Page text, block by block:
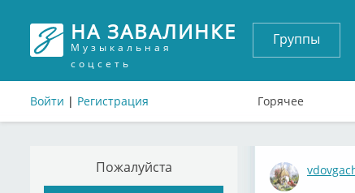
НА ЗАВАЛИНКЕ
Музыкальная
соцсеть
Войти | Регистрация
Группы
Горячее
Пожалуйста